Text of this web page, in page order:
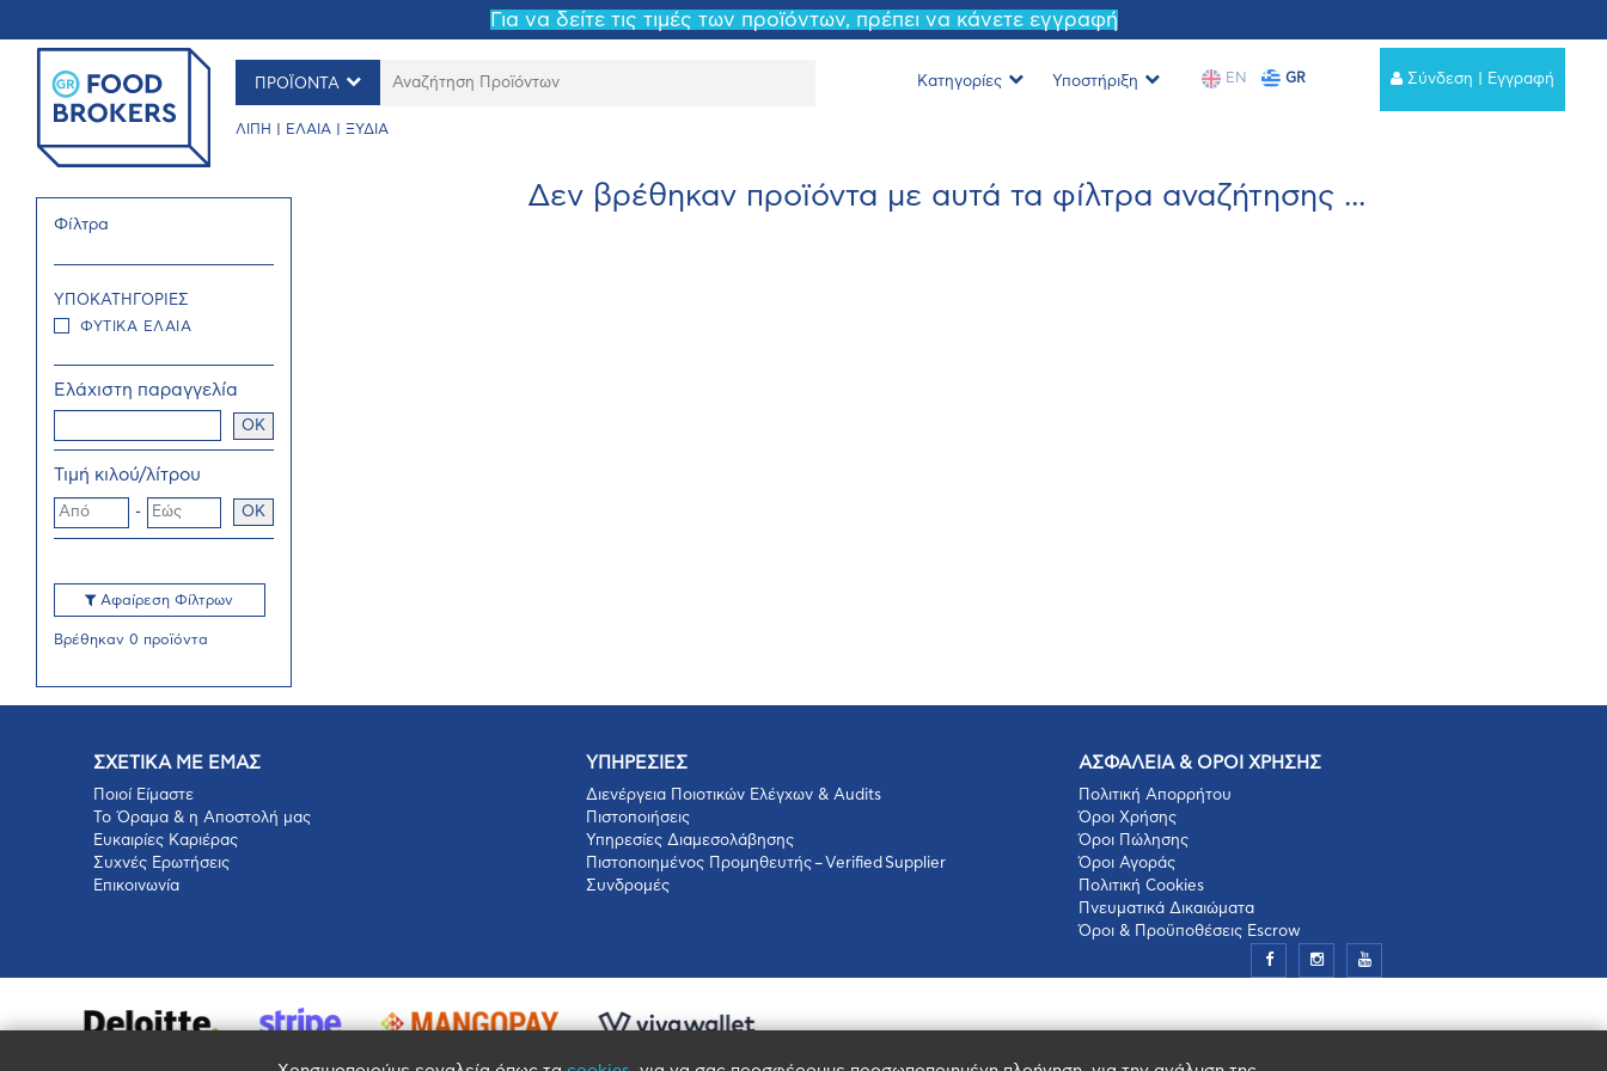
Για να δείτε τις τιμές των προϊόντων, πρέπει να κάνετε εγγραφή
ΠΡΟΪΟΝΤΑ
ΛΙΠΗ | ΕΛΑΙΑ | ΞΥΔΙΑ
Κατηγορίες Υποστήριξη EN GR Σύνδεση | Εγγραφή
Φίλτρα
ΥΠΟΚΑΤΗΓΟΡΙΕΣ
ΦΥΤΙΚΑ ΕΛΑΙΑ
Ελάχιστη παραγγελία
OK
Τιμή κιλού/λίτρου
- OK
Αφαίρεση Φίλτρων
Βρέθηκαν 0 προϊόντα
Δεν βρέθηκαν προϊόντα με αυτά τα φίλτρα αναζήτησης ...
ΣΧΕΤΙΚΑ ΜΕ ΕΜΑΣ
Ποιοί Είμαστε
Το Όραμα & η Αποστολή μας
Ευκαιρίες Καριέρας
Συχνές Ερωτήσεις
Επικοινωνία
ΥΠΗΡΕΣΙΕΣ
Διενέργεια Ποιοτικών Ελέγχων & Audits
Πιστοποιήσεις
Υπηρεσίες Διαμεσολάβησης
Πιστοποιημένος Προμηθευτής – Verified Supplier
Συνδρομές
ΑΣΦΑΛΕΙΑ & ΟΡΟΙ ΧΡΗΣΗΣ
Πολιτική Απορρήτου
Όροι Χρήσης
Όροι Πώλησης
Όροι Αγοράς
Πολιτική Cookies
Πνευματικά Δικαιώματα
Όροι & Προϋποθέσεις Escrow